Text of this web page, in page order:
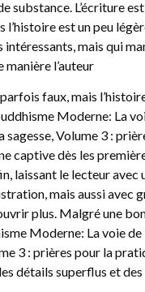
substance. L’écriture
l’histoire est un peu
intéressants, mais qui
l’auteur
faux, mais
Moderne: La
sagesse, Volume 3 :
captive dès les
laissant le lecteur avec
mais aussi avec
plus. Malgré une
Moderne: La voie
3 : prières pour la
détails superflus et